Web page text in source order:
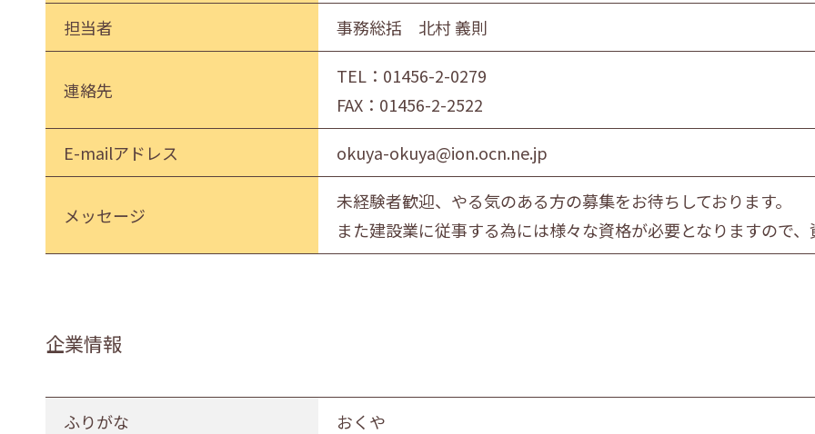
担当者 事務総括 北村 義則
連絡先
TEL： 01456-2-0279
FAX：01456-2-2522
E-mailアドレス okuya-okuya@ion.ocn.ne.jp
メッセージ
未経験者歓迎、やる気のある方の募集をお待ちしております。
また建設業に従事する為には様々な資格が必要となりますので、
企業情報
ふりがな おくや